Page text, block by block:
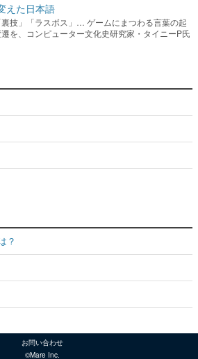
えた日本語
裏技」「ラスボス」… ゲームにまつわる言葉の起
を、コンピューター文化史研究家・タイニーP氏
？
お問い合わせ
©Mare Inc.